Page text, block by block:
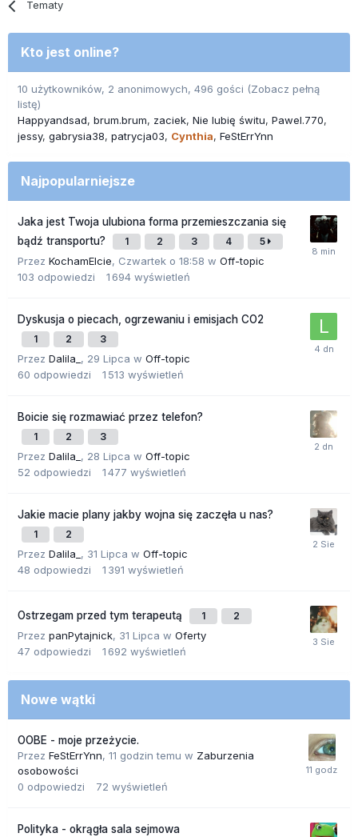
Tematy
Kto jest online?
10 użytkowników, 2 anonimowych, 496 gości (Zobacz pełną
listę)
Happyandsad brum.brum zaciek Nie lubię świtu Pawel.770
jessy gabrysia38 patrycja03 Cynthia FeStErrYnn
Najpopularniejsze
Jaka jest Twoja ulubiona forma przemieszczania się
bądź transportu?
1 2 3 4 5
Przez KochamElcie, Czwartek o 18:58 w Off-topic
103 odpowiedzi 1 694 wyświetleń
Dyskusja o piecach, ogrzewaniu i emisjach CO2
1 2 3
Przez Dalila_ , 29 Lipca w Off-topic
60 odpowiedzi 1 513 wyświetleń
Boicie się rozmawiać przez telefon?
1 2 3
Przez Dalila_ , 28 Lipca w Off-topic
52 odpowiedzi 1 477 wyświetleń
Jakie macie plany jakby wojna się zaczęła u nas?
1 2
Przez Dalila_ , 31 Lipca w Off-topic
48 odpowiedzi 1 391 wyświetleń
Ostrzegam przed tym terapeutą 1 2
Przez panPytajnick, 31 Lipca w Oferty
47 odpowiedzi 1 692 wyświetleń
Nowe wątki
OOBE - moje przeżycie.
Przez FeStErrYnn, 11 godzin temu w Zaburzenia
osobowości
0 odpowiedzi 72 wyświetleń
Polityka - okrągła sala sejmowa